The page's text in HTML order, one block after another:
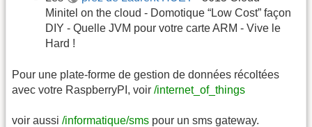
Minitel on the cloud - Domotique “Low Cost” façon
DIY - Quelle JVM pour votre carte ARM - Vive le
Hard !
Pour une plate-forme de gestion de données récoltées
avec votre RaspberryPI, voir /internet_of_things
voir aussi /informatique/sms pour un sms gateway.